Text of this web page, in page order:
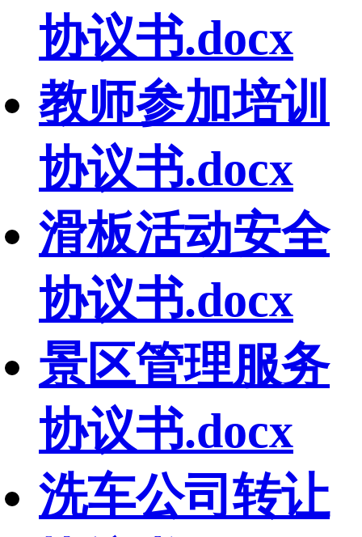
协议书.docx
教师参加培训
协议书.docx
滑板活动安全
协议书.docx
景区管理服务
协议书.docx
洗车公司转让